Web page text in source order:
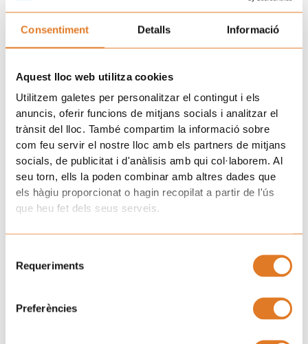
Consentiment Detalls Informació
Aquest lloc web utilitza cookies
Utilitzem galetes per personalitzar el contingut i els
anuncis, oferir funcions de mitjans socials i analitzar el
trànsit del lloc. També compartim la informació sobre
com feu servir el nostre lloc amb els partners de mitjans
socials, de publicitat i d'anàlisis amb qui col·laborem. Al
seu torn, ells la poden combinar amb altres dades que
els hàgiu proporcionat o hagin recopilat a partir de l'ús
que heu fet dels seus serveis.
Requeriments
Preferències
Respirad:Porque cuando respiramos nos calmamos,
conectamos con el cuerpo, con el presente y recuperamos
nuestro centro vital.
Confiad: Porque cuando confiamos, reconocemos que hay
depende de nosotros, cuando confiamos hay una parte de
entrega y empatía, cuando confiamos podemos expresar
nuestras emociones y darles el espacio que necesitan.
Amad:porque cuando amáis los otros, os amáis a vosotros
mismos y cuando os amáis a vosotros mismos, generáis buenas
vibraciones en vuestro entorno.
todas sus necesidades. Ayudándolas a pasar por todas las
Seguidnos a través de nuestras redes, contad con nuestro
apoyo, queremos estar a vuestro lado, ahora más que nunca.